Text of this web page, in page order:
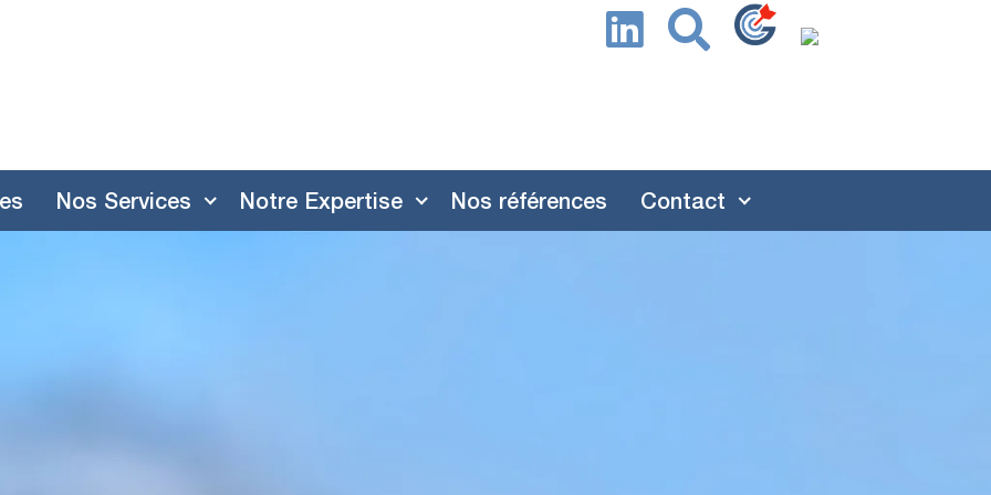
Nos Services Notre Expertise Nos références Contact